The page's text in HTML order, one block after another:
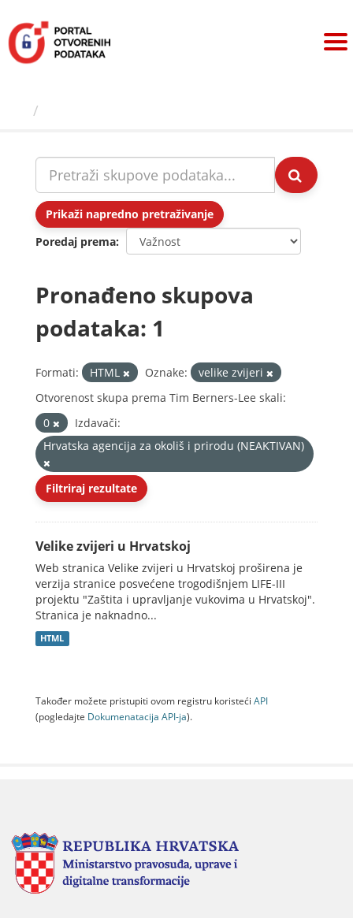
sadržaj
Prikaži napredno pretraživanje
Poredaj prema
Pronađeno skupova
podataka: 1
Formati: HTML Oznake:
velike zvijeri
Otvorenost skupa prema Tim Berners-Lee skali:
0
Izdavači:
Hrvatska agencija za okoliš i prirodu (NEAKTIVAN)
Filtriraj rezultate
Velike zvijeri u Hrvatskoj
Web stranica Velike zvijeri u Hrvatskoj proširena je
verzija stranice posvećene trogodišnjem LIFE-III
projektu "Zaštita i upravljanje vukovima u Hrvatskoj".
Stranica je naknadno...
HTML
Također možete pristupiti ovom registru koristeći API
(pogledajte Dokumenаtаcijа API-jа).